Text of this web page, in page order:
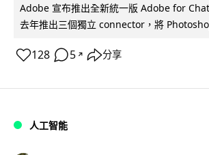
Adobe 宣布推出全新統一版 Adobe for
去年推出三個獨立 connector，將
128 5 ↗ 分享
人工智能